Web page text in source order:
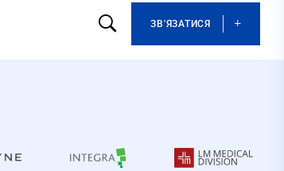
ЗВ'ЯЗАТИСЯ